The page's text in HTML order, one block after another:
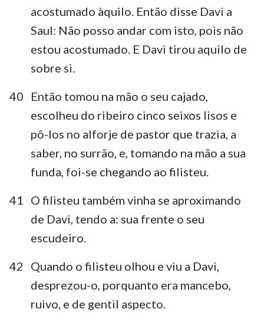
acostumado àquilo. Então disse Davi a
Saul: Não posso andar com isto, pois não
estou acostumado. E Davi tirou aquilo de
sobre si.
40
Então tomou na mão o seu cajado,
escolheu do ribeiro cinco seixos lisos e
pô-los no alforje de pastor que trazia, a
saber, no surrão, e, tomando na mão a sua
funda, foi-se chegando ao filisteu.
41
O filisteu também vinha se aproximando
de Davi, tendo a: sua frente o seu
escudeiro.
42
Quando o filisteu olhou e viu a Davi,
desprezou-o, porquanto era mancebo,
ruivo, e de gentil aspecto.